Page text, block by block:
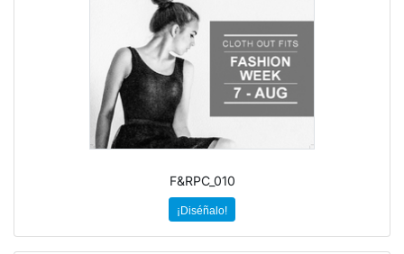
F&RPC_010
¡Diséñalo!